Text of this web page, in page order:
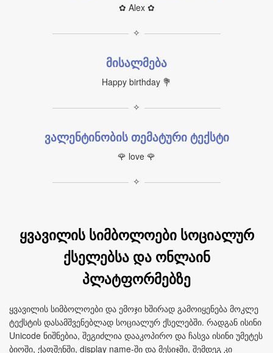
✿ Alex ✿
✧
მისალმება
Happy birthday 💐
✧
ვალენტინობის თემატური ტექსტი
🌹 love 🌹
✧
ყვავილის სიმბოლოები სოციალურ
ქსელებსა და ონლაინ
პლატფორმებზე
ყვავილის სიმბოლოები და ემოჯი ხშირად გამოიყენება მოკლე
ტექსტის დასამშვენებლად სოციალურ ქსელებში. რადგან ისინი
Unicode ნიშნებია, შეგიძლია დააკოპირო და ჩასვა ისინი უმეტეს
ბიოში, ქაფშენში, display name‑ში და მესიჯში, შემდეგ კი